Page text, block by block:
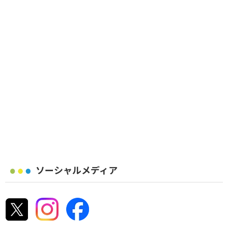
ソーシャルメディア